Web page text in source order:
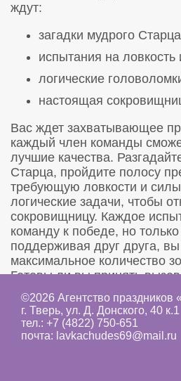
ждут:
загадки мудрого
испытания на ловкость
логические
настоящая
Вас ждет захватывающее
каждый член команды
лучшие качества.
Старца, пройдите полосу
требующую ловкости и
логические задачи, чтобы
сокровищницу. Каждое
команду к победе, но
поддерживая друг друга,
максимальное количество
Готовы ли вы принять
свою команду смельчаков и
поиски приключений и
ЗАКАЗАТЬ ПРАЗДНИК
©2026 Агентство праздников
г. Тверь, ул. Д. Донского, 40 к.1
тел.: +7 (4822) 750-651
почта: lavkachudes69@mail.ru